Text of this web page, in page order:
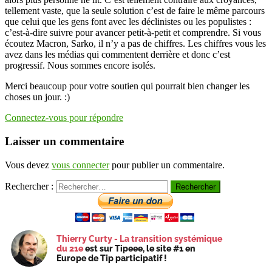
tellement vaste, que la seule solution c’est de faire le même parcours
que celui que les gens font avec les déclinistes ou les populistes :
c’est-à-dire suivre pour avancer petit-à-petit et comprendre. Si vous
écoutez Macron, Sarko, il n’y a pas de chiffres. Les chiffres vous les
avez dans les médias qui commentent derrière et donc c’est
progressif. Nous sommes encore isolés.
Merci beaucoup pour votre soutien qui pourrait bien changer les
choses un jour. :)
Connectez-vous pour répondre
Laisser un commentaire
Vous devez vous connecterpour publier un commentaire.
Rechercher :
Thierry Curty - La transition systémique
du 21eest sur Tipeee, le site #1 en
Europe de Tip participatif !